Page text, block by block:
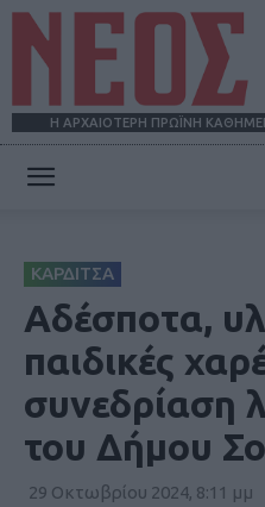
Η ΑΡΧΑΙΟΤΕΡΗ ΠΡΩΪΝΗ
ΚΑΡΔΙΤΣΑ
Αδέσποτα,
παιδικές
συνεδρίαση
του Δήμου
29 Οκτωβρίου 2024, 8:11 μμ